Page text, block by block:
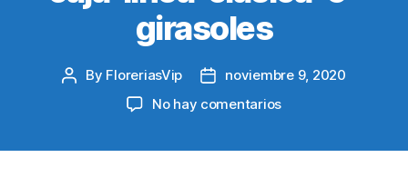
girasoles
Post
By FloreriasVip
Postnoviembre 9, 2020
No hay comentariosen